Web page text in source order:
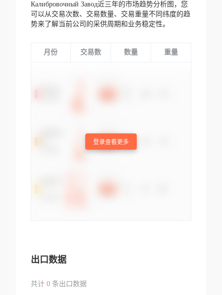
Калибровочный Завод近三年的市场趋势分析图，您
可以从交易次数、交易数量、交易重量不同纬度的趋
势来了解当前公司的采供周期和业务稳定性。
月份 交易数 数量 重量
登录查看更多
出口数据
共计 0条出口数据